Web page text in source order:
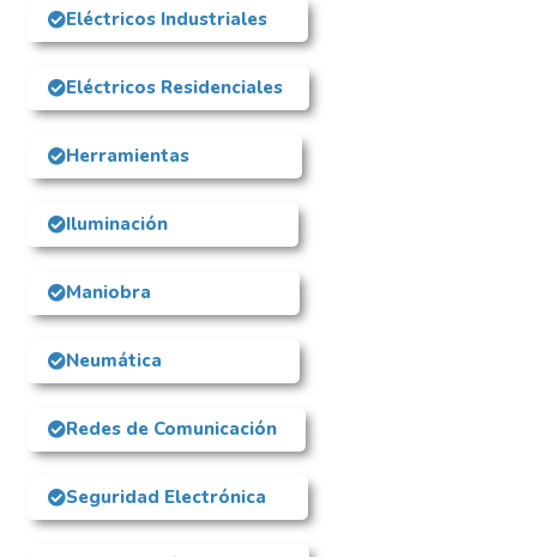
Eléctricos Industriales
Eléctricos Residenciales
Herramientas
Iluminación
Maniobra
Neumática
Redes de Comunicación
Seguridad Electrónica